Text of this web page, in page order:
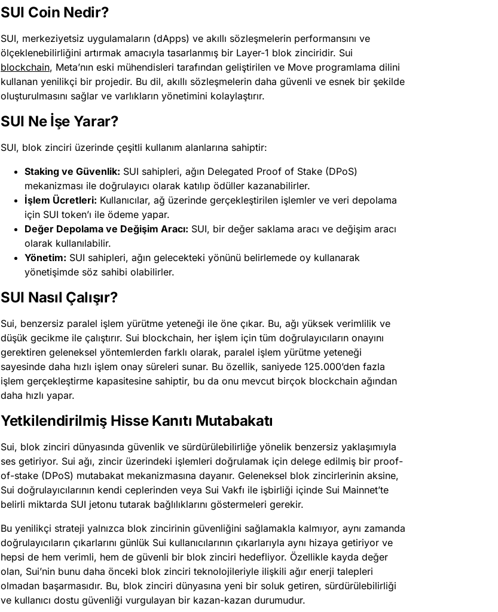
SUI Coin Nedir?
SUI, merkeziyetsiz uygulamaların (dApps) ve akıllı sözleşmelerin performansını ve
ölçeklenebilirliğini artırmak amacıyla tasarlanmış bir Layer-1 blok zinciridir. Sui
blockchain, Meta’nın eski mühendisleri tarafından geliştirilen ve Move programlama dilini
kullanan yenilikçi bir projedir. Bu dil, akıllı sözleşmelerin daha güvenli ve esnek bir şekilde
oluşturulmasını sağlar ve varlıkların yönetimini kolaylaştırır.
SUI Ne İşe Yarar?
SUI, blok zinciri üzerinde çeşitli kullanım alanlarına sahiptir:
Staking ve Güvenlik: SUI sahipleri, ağın Delegated Proof of Stake (DPoS)
mekanizması ile doğrulayıcı olarak katılıp ödüller kazanabilirler.
İşlem Ücretleri: Kullanıcılar, ağ üzerinde gerçekleştirilen işlemler ve veri depolama
için SUI token’ı ile ödeme yapar.
Değer Depolama ve Değişim Aracı: SUI, bir değer saklama aracı ve değişim aracı
olarak kullanılabilir.
Yönetim: SUI sahipleri, ağın gelecekteki yönünü belirlemede oy kullanarak
yönetişimde söz sahibi olabilirler.
SUI Nasıl Çalışır?
Sui, benzersiz paralel işlem yürütme yeteneği ile öne çıkar. Bu, ağı yüksek verimlilik ve
düşük gecikme ile çalıştırır. Sui blockchain, her işlem için tüm doğrulayıcıların onayını
gerektiren geleneksel yöntemlerden farklı olarak, paralel işlem yürütme yeteneği
sayesinde daha hızlı işlem onay süreleri sunar. Bu özellik, saniyede 125.000’den fazla
işlem gerçekleştirme kapasitesine sahiptir, bu da onu mevcut birçok blockchain ağından
daha hızlı yapar​​.
Yetkilendirilmiş Hisse Kanıtı Mutabakatı
Sui, blok zinciri dünyasında güvenlik ve sürdürülebilirliğe yönelik benzersiz yaklaşımıyla
ses getiriyor. Sui ağı, zincir üzerindeki işlemleri doğrulamak için delege edilmiş bir proof-
of-stake (DPoS) mutabakat mekanizmasına dayanır. Geleneksel blok zincirlerinin aksine,
Sui doğrulayıcılarının kendi ceplerinden veya Sui Vakfı ile işbirliği içinde Sui Mainnet’te
belirli miktarda SUI jetonu tutarak bağlılıklarını göstermeleri gerekir.
Bu yenilikçi strateji yalnızca blok zincirinin güvenliğini sağlamakla kalmıyor, aynı zamanda
doğrulayıcıların çıkarlarını günlük Sui kullanıcılarının çıkarlarıyla aynı hizaya getiriyor ve
hepsi de hem verimli, hem de güvenli bir blok zinciri hedefliyor. Özellikle kayda değer
olan, Sui’nin bunu daha önceki blok zinciri teknolojileriyle ilişkili ağır enerji talepleri
olmadan başarmasıdır. Bu, blok zinciri dünyasına yeni bir soluk getiren, sürdürülebilirliği
ve kullanıcı dostu güvenliği vurgulayan bir kazan-kazan durumudur.